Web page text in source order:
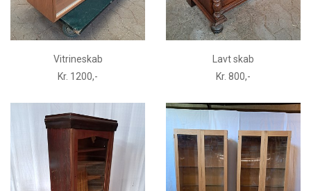
Vitrineskab
Kr. 1200,-
Lavt skab
Kr. 800,-